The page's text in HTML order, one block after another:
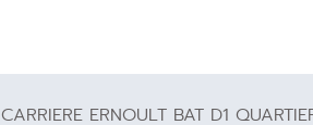
CARRIERE ERNOULT BAT D1